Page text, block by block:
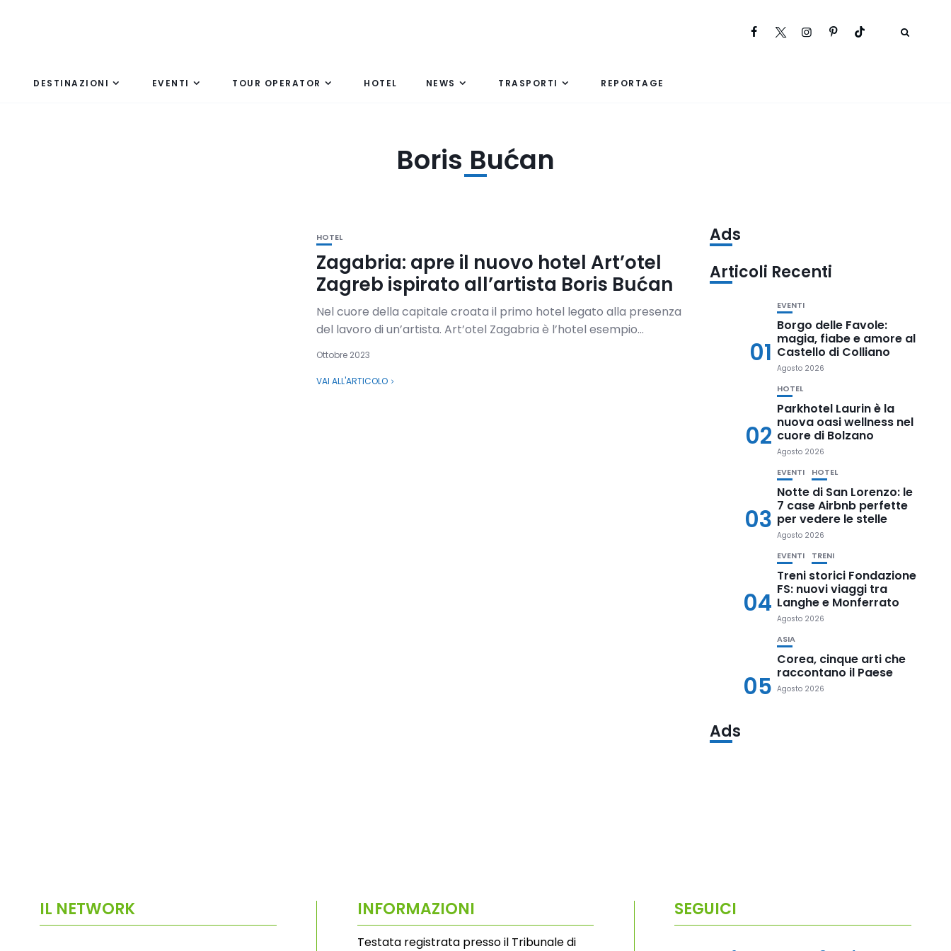
DESTINAZIONI EVENTI TOUR OPERATOR HOTEL NEWS TRASPORTI REPORTAGE
Boris Bućan
HOTEL
Zagabria: apre il nuovo hotel Art’otel
Zagreb ispirato all’artista Boris Bućan
Nel cuore della capitale croata il primo hotel legato alla presenza
del lavoro di un’artista. Art’otel Zagabria è l’hotel esempio...
Ottobre 2023
VAI ALL'ARTICOLO
Ads
Articoli Recenti
01
EVENTI
Borgo delle Favole:
magia, fiabe e amore al
Castello di Colliano
Agosto 2026
02
HOTEL
Parkhotel Laurin è la
nuova oasi wellness nel
cuore di Bolzano
Agosto 2026
03
EVENTI HOTEL
Notte di San Lorenzo: le
7 case Airbnb perfette
per vedere le stelle
Agosto 2026
04
EVENTI TRENI
Treni storici Fondazione
FS: nuovi viaggi tra
Langhe e Monferrato
Agosto 2026
05
ASIA
Corea, cinque arti che
raccontano il Paese
Agosto 2026
Ads
IL NETWORK INFORMAZIONI
Testata registrata presso il Tribunale di
SEGUICI